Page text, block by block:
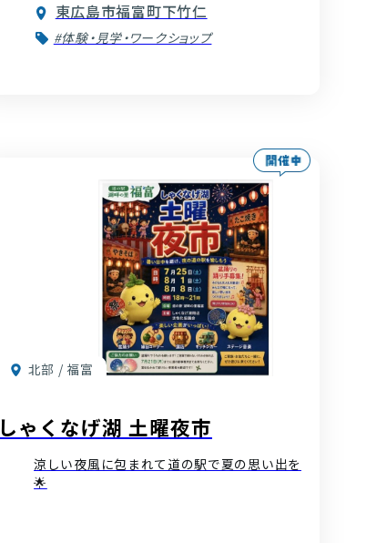
東広島市福富町下竹仁
#体験・見学・ワークショップ
北部 / 福富
しゃくなげ湖 土曜夜市
涼しい夜風に包まれて道の駅で夏の思い出を
🌟